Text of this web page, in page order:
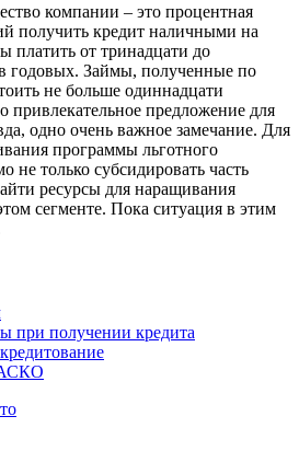
компании – это процентная
получить кредит наличными на
платить от тринадцати до
годовых. Займы, полученные по
не больше одиннадцати
привлекательное предложение для
одно очень важное замечание. Для
программы льготного
не только субсидировать часть
ресурсы для наращивания
сегменте. Пока ситуация в этим
при получении кредита